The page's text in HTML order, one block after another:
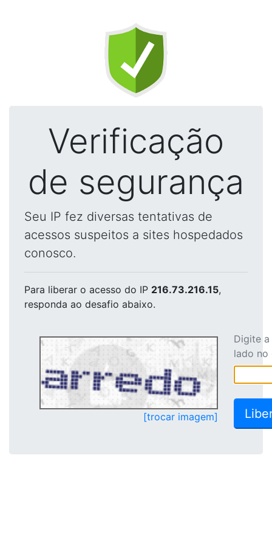
Verificação
de segurança
Seu IP fez diversas tentativas de
acessos suspeitos a sites hospedados
conosco.
Para liberar o acesso do IP 216.73.216.15,
responda ao desafio abaixo.
[trocar imagem]
Digite
lado no